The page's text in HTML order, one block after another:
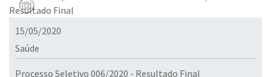
15/05/2020
Saúde
Processo Seletivo 006/2020 - Resultado Final